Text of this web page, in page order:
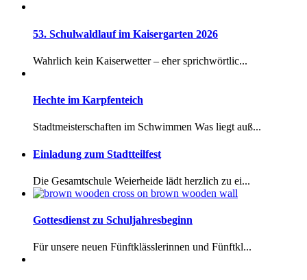
53. Schulwaldlauf im Kaisergarten 2026
Wahrlich kein Kaiserwetter – eher sprichwörtlic...
Hechte im Karpfenteich
Stadtmeisterschaften im Schwimmen Was liegt auß...
Einladung zum Stadtteilfest
Die Gesamtschule Weierheide lädt herzlich zu ei...
Gottesdienst zu Schuljahresbeginn
Für unsere neuen Fünftklässlerinnen und Fünftkl...